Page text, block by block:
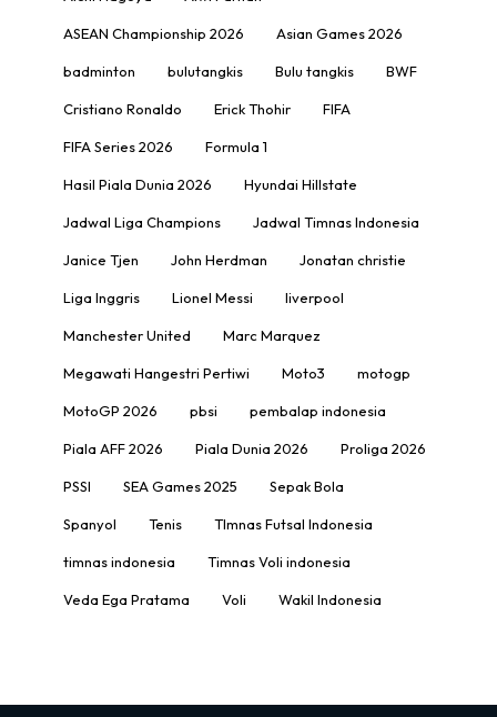
ASEAN Championship 2026 Asian Games 2026
badminton bulutangkis Bulu tangkis BWF
Cristiano Ronaldo Erick Thohir FIFA
FIFA Series 2026 Formula 1
Hasil Piala Dunia 2026 Hyundai Hillstate
Jadwal Liga Champions Jadwal Timnas Indonesia
Janice Tjen John Herdman Jonatan christie
Liga Inggris Lionel Messi liverpool
Manchester United Marc Marquez
Megawati Hangestri Pertiwi Moto3 motogp
MotoGP 2026 pbsi pembalap indonesia
Piala AFF 2026 Piala Dunia 2026 Proliga 2026
PSSI SEA Games 2025 Sepak Bola
Spanyol Tenis TImnas Futsal Indonesia
timnas indonesia Timnas Voli indonesia
Veda Ega Pratama Voli Wakil Indonesia